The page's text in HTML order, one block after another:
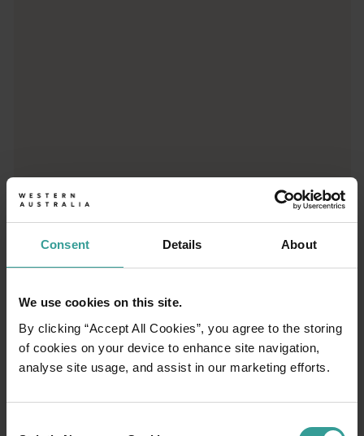
Consent Details About
We use cookies on this site.
By clicking “Accept All Cookies”, you agree to the storing
of cookies on your device to enhance site navigation,
analyse site usage, and assist in our marketing efforts.
01/03